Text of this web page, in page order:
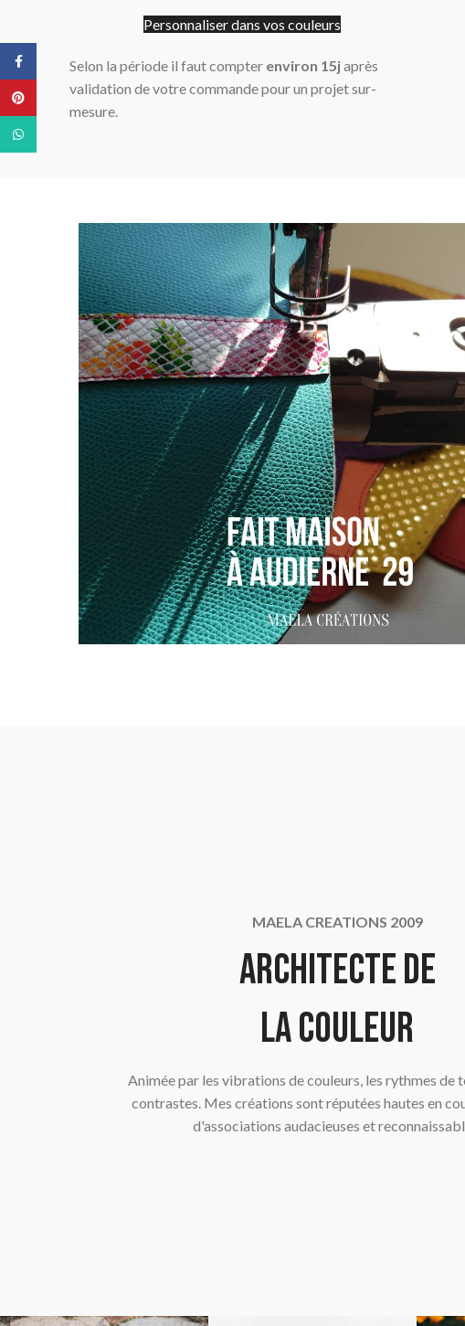
Personnaliser dans vos couleurs
Selon la période il faut compter environ 15japrès
validation de votre commande pour un projet sur-
mesure.
MAELA CREATIONS 2009
Architecte de
la couleur
Animée par les vibrations de couleurs, les rythmes de
contrastes. Mes créations sont réputées hautes en
d'associations audacieuses et
Facebook
Pinterest